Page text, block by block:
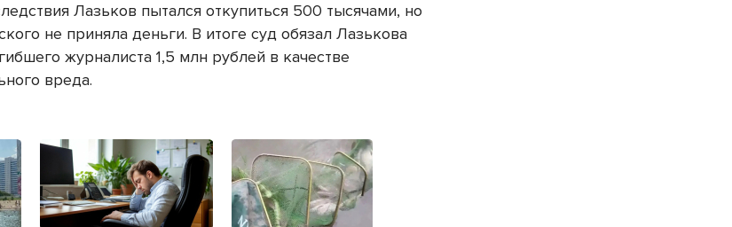
Лазьков пытался откупиться 500 тысячами, но
не приняла деньги. В итоге суд обязал Лазькова
журналиста 1,5 млн рублей в качестве
вреда.